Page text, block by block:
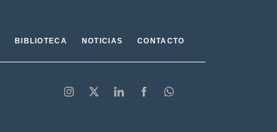
BIBLIOTECA NOTICIAS CONTACTO